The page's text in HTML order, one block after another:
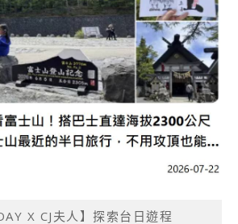
X CJ夫人】探索台日遊程